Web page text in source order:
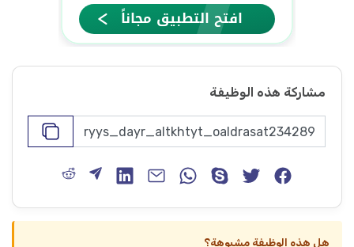
مشاركة هذه الوظيفة
هل هذه الوظيفة مشبوهة؟